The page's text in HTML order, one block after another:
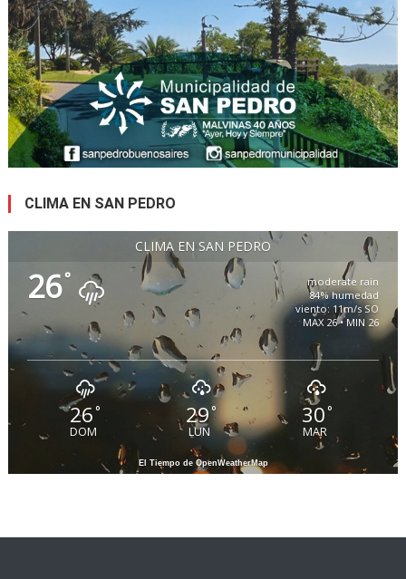
CLIMA EN SAN PEDRO
CLIMA EN SAN PEDRO
26°
moderate rain
84% humedad
viento: 11m/s SO
MAX 26 • MIN 26
26°
DOM
29 °
LUN
30°
MAR
El Tiempo de OpenWeatherMap